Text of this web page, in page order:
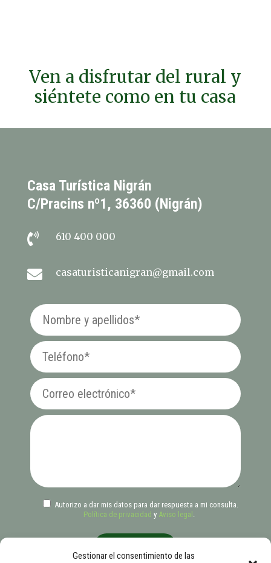
Gestionar el consentimiento de las
Ven a disfrutar del rural y
siéntete como en tu casa
Casa Turística Nigrán
C/Pracins nº1, 36360 (Nigrán)
 610 400 000
 casaturisticanigran@gmail.com
Autorizo a dar mis datos para dar respuesta a mi consulta.
Política de privacidad y Aviso legal